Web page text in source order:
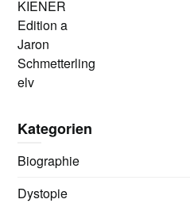
KIENER
Edition a
Jaron
Schmetterling
elv
Kategorien
Biographie
Dystopie